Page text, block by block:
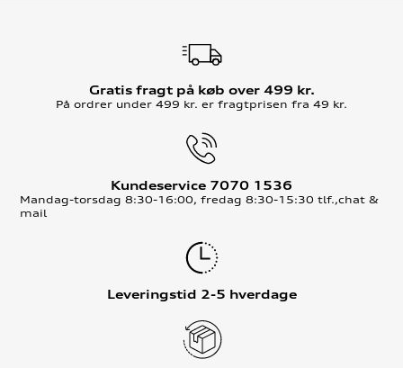
Gratis fragt på køb over 499 kr.
På ordrer under 499 kr. er fragtprisen fra 49 kr.
Kundeservice 7070 1536
Mandag-torsdag 8:30-16:00, fredag 8:30-15:30 tlf.,chat &
mail
Leveringstid 2-5 hverdage